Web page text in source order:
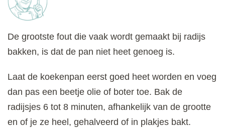
De grootste fout die vaak wordt gemaakt bij radijs
bakken, is dat de pan niet heet genoeg is.
Laat de koekenpan eerst goed heet worden en voeg
dan pas een beetje olie of boter toe. Bak de
radijsjes 6 tot 8 minuten, afhankelijk van de grootte
en of je ze heel, gehalveerd of in plakjes bakt.